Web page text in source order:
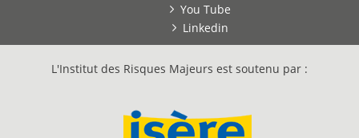
You Tube
Linkedin
L'Institut des Risques Majeurs est soutenu par :